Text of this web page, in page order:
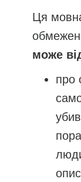
Ця
може
про